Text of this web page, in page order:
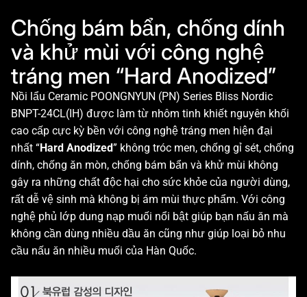
Chống bám bẩn, chống dính
và khử mùi với công nghệ
tráng men “Hard Anodized”
Nồi lẩu Ceramic POONGNYUN (PN) Series Bliss Nordic
BNPT-24CL(IH) được làm từ nhôm tinh khiết nguyên khối
cao cấp cực kỳ bền với công nghệ tráng men hiện đại
nhất “Hard Anodized” không tróc men, chống gỉ sét, chống
dính, chống ăn mòn, chống bám bẩn và khử mùi không
gây ra những chất độc hại cho sức khỏe của người dùng,
rất dễ vệ sinh mà không bị ám mùi thực phẩm. Với công
nghệ phủ lớp dung nạp muối nổi bật giúp bạn nấu ăn mà
không cần dùng nhiều dầu ăn cũng như giúp loại bỏ nhu
cầu nấu ăn nhiều muối của Hàn Quốc.